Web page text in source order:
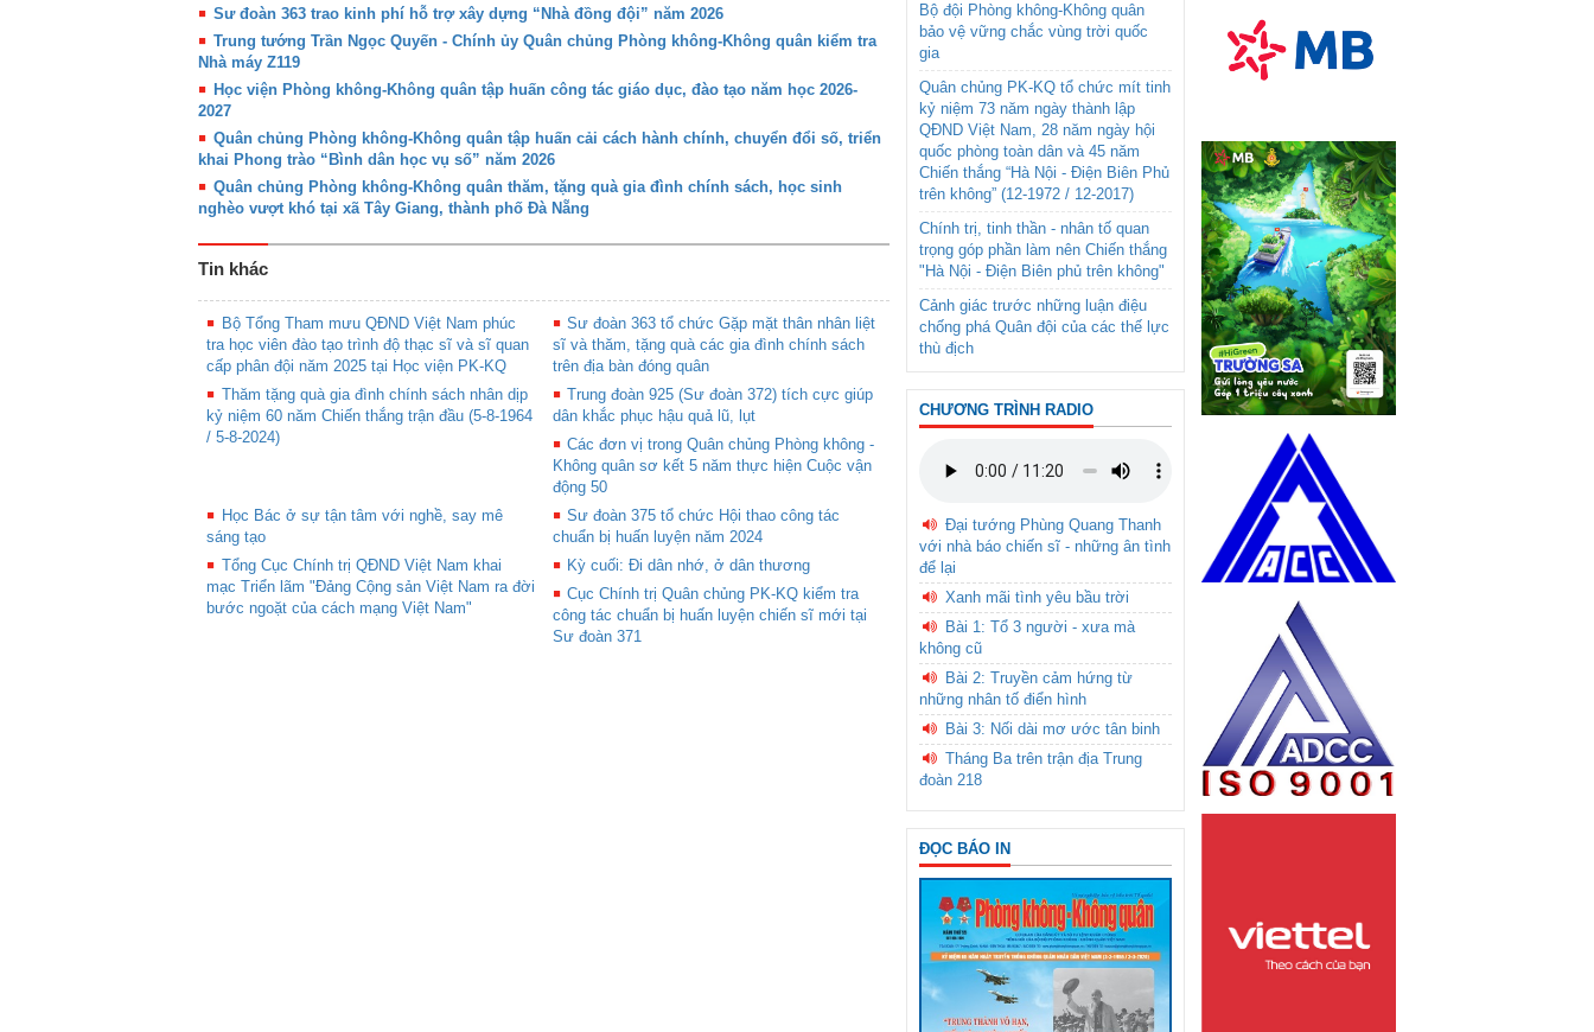
Sư đoàn 363 trao kinh phí hỗ trợ xây dựng “Nhà đồng đội” năm 2026
Trung tướng Trần Ngọc Quyến - Chính ủy Quân chủng Phòng không-Không quân kiểm tra
Nhà máy Z119
Học viện Phòng không-Không quân tập huấn công tác giáo dục, đào tạo năm học 2026-
2027
Quân chủng Phòng không-Không quân tập huấn cải cách hành chính, chuyển đổi số, triển
khai Phong trào “Bình dân học vụ số” năm 2026
Quân chủng Phòng không-Không quân thăm, tặng quà gia đình chính sách, học sinh
nghèo vượt khó tại xã Tây Giang, thành phố Đà Nẵng
Tin khác
Bộ Tổng Tham mưu QĐND Việt Nam phúc
tra học viên đào tạo trình độ thạc sĩ và sĩ quan
cấp phân đội năm 2025 tại Học viện PK-KQ
Sư đoàn 363 tổ chức Gặp mặt thân nhân liệt
sĩ và thăm, tặng quà các gia đình chính sách
trên địa bàn đóng quân
Thăm tặng quà gia đình chính sách nhân dịp
kỷ niệm 60 năm Chiến thắng trận đầu (5-8-1964
/ 5-8-2024)
Trung đoàn 925 (Sư đoàn 372) tích cực giúp
dân khắc phục hậu quả lũ, lụt
Các đơn vị trong Quân chủng Phòng không -
Không quân sơ kết 5 năm thực hiện Cuộc vận
động 50
Học Bác ở sự tận tâm với nghề, say mê
sáng tạo
Sư đoàn 375 tổ chức Hội thao công tác
chuẩn bị huấn luyện năm 2024
Tổng Cục Chính trị QĐND Việt Nam khai
mạc Triển lãm "Đảng Cộng sản Việt Nam ra đời
bước ngoặt của cách mạng Việt Nam"
Kỳ cuối: Đi dân nhớ, ở dân thương
Cục Chính trị Quân chủng PK-KQ kiểm tra
công tác chuẩn bị huấn luyện chiến sĩ mới tại
Sư đoàn 371
Bộ đội Phòng không-Không quân
bảo vệ vững chắc vùng trời quốc
gia
Quân chủng PK-KQ tổ chức mít tinh
kỷ niệm 73 năm ngày thành lập
QĐND Việt Nam, 28 năm ngày hội
quốc phòng toàn dân và 45 năm
Chiến thắng “Hà Nội - Điện Biên Phủ
trên không” (12-1972 / 12-2017)
Chính trị, tinh thần - nhân tố quan
trọng góp phần làm nên Chiến thắng
"Hà Nội - Điện Biên phủ trên không"
Cảnh giác trước những luận điệu
chống phá Quân đội của các thế lực
thù địch
CHƯƠNG TRÌNH RADIO
Đại tướng Phùng Quang Thanh
với nhà báo chiến sĩ - những ân tình
để lại
Xanh mãi tình yêu bầu trời
Bài 1: Tổ 3 người - xưa mà
không cũ
Bài 2: Truyền cảm hứng từ
những nhân tố điển hình
Bài 3: Nối dài mơ ước tân binh
Tháng Ba trên trận địa Trung
đoàn 218
ĐỌC BÁO IN